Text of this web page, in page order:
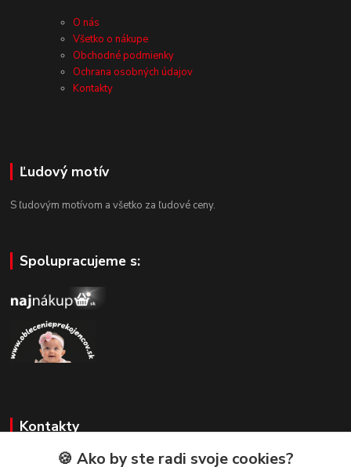
O nás
Všetko o nákupe
Obchodné podmienky
Ochrana osobných údajov
Kontakty
Ľudový motív
S ľudovým motívom a všetko za ľudové ceny.
Spolupracujeme s:
Kontakty
Zákaznícka podpora
🍪 Ako by ste radi svoje cookies?